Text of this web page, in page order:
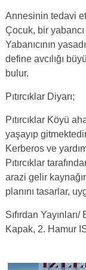
Annesinin tedavi
Çocuk, bir
Yabanıcının
define avcılığı
bulur.
Pıtırcıklar Diyarı;
Pıtırcıklar Köyü
yaşayıp
Kerberos ve
Pıtırcıklar
arazi gelir
planını tasarlar,
Sıfırdan
Kapak, 2. Hamur